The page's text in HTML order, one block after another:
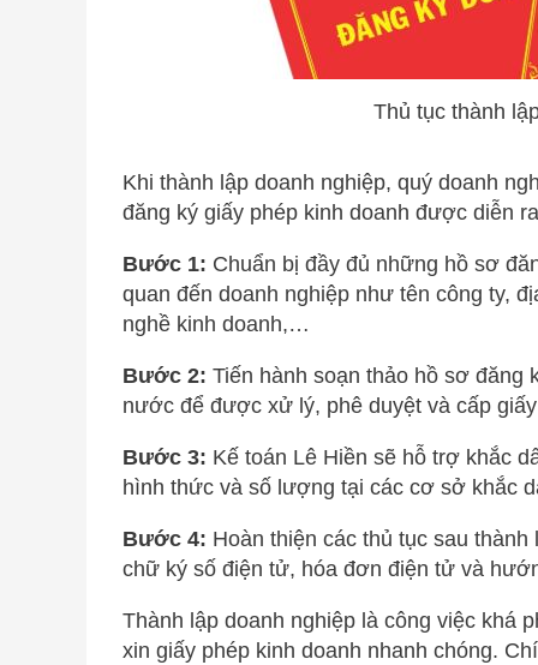
Thủ tục thành
Khi thành lập doanh nghiệp, quý doanh
đăng ký giấy phép kinh doanh được diễn
Bước 1: Chuẩn bị đầy đủ những hồ sơ
quan đến doanh nghiệp như tên công ty,
nghề kinh doanh,…
Bước 2: Tiến hành soạn thảo hồ sơ đăng
nước để được xử lý, phê duyệt và cấp
Bước 3: Kế toán Lê Hiền sẽ hỗ trợ khắc
hình thức và số lượng tại các cơ sở khắc
Bước 4: Hoàn thiện các thủ tục sau
chữ ký số điện tử, hóa đơn điện tử và
Thành lập doanh nghiệp là công việc khá
xin giấy phép kinh doanh nhanh chóng.